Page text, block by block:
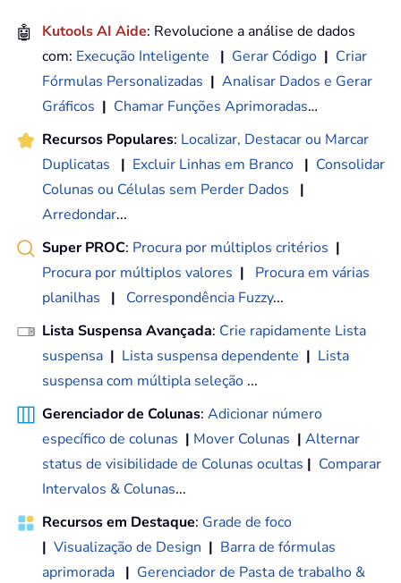
🤖 Kutools AI Aide: Revolucione a análise de dados
com: Execução Inteligente | Gerar Código | Criar
Fórmulas Personalizadas | Analisar Dados e Gerar
Gráficos | Chamar Funções Aprimoradas…
Recursos Populares: Localizar, Destacar ou Marcar
Duplicatas
| Excluir Linhas em Branco | Consolidar
Colunas ou Células sem Perder Dados
|
Arredondar...
Super PROC: Procura por múltiplos critérios |
Procura por múltiplos valores |
Procura em várias
planilhas
| Correspondência Fuzzy...
Lista Suspensa Avançada: Crie rapidamente Lista
suspensa | Lista suspensa dependente | Lista
suspensa com múltipla seleção ...
Gerenciador de Colunas: Adicionar número
específico de colunas | Mover Colunas | Alternar
status de visibilidade de Colunas ocultas | Comparar
Intervalos & Colunas...
Recursos em Destaque: Grade de foco
| Visualização de Design | Barra de fórmulas
aprimorada | Gerenciador de Pasta de trabalho &